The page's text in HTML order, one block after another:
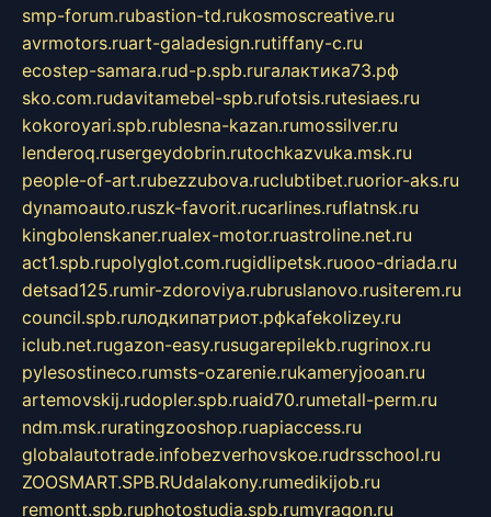
smp-forum.rubastion-td.rukosmoscreative.ru
avrmotors.ruart-galadesign.rutiffany-c.ru
ecostep-samara.rud-p.spb.ruгалактика73.рф
sko.com.rudavitamebel-spb.rufotsis.rutesiaes.ru
kokoroyari.spb.rublesna-kazan.rumossilver.ru
lenderoq.rusergeydobrin.rutochkazvuka.msk.ru
people-of-art.rubezzubova.ruclubtibet.ruorior-aks.ru
dynamoauto.ruszk-favorit.rucarlines.ruflatnsk.ru
kingbolenskaner.rualex-motor.ruastroline.net.ru
act1.spb.rupolyglot.com.rugidlipetsk.ruooo-driada.ru
detsad125.rumir-zdoroviya.rubruslanovo.rusiterem.ru
council.spb.ruлодкипатриот.рфkafekolizey.ru
iclub.net.rugazon-easy.rusugarepilekb.rugrinox.ru
pylesostineco.rumsts-ozarenie.rukameryjooan.ru
artemovskij.rudopler.spb.ruaid70.rumetall-perm.ru
ndm.msk.ruratingzooshop.ruapiaccess.ru
globalautotrade.infobezverhovskoe.rudrsschool.ru
ZOOSMART.SPB.RUdalakony.rumedikijob.ru
remontt.spb.ruphotostudia.spb.rumyragon.ru